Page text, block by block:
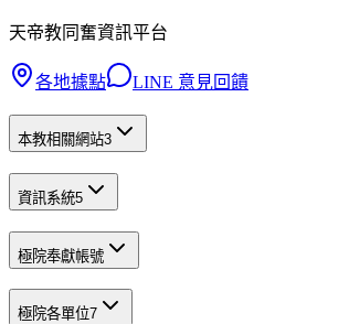
天帝教同奮資訊平台
各地據點 LINE 意見回饋
本教相關網站3
資訊系統5
極院奉獻帳號
極院各單位7